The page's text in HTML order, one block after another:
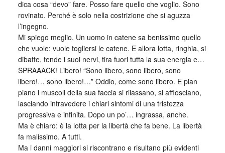
dica cosa “devo” fare. Posso fare quello che voglio. Sono
rovinato. Perché è solo nella costrizione che si aguzza
l’ingegno.
Mi spiego meglio. Un uomo in catene sa benissimo quello
che vuole: vuole togliersi le catene. E allora lotta, ringhia, si
dibatte, tende i suoi nervi, tira fuori tutta la sua energia e…
SPRAAACK! Libero! “Sono libero, sono libero, sono
libero!… sono libero!…” Oddio, come sono libero. E pian
piano i muscoli della sua faccia si rilassano, si afflosciano,
lasciando intravedere i chiari sintomi di una tristezza
progressiva e infinita. Dopo un po’… ingrassa, anche.
Ma è chiaro: è la lotta per la libertà che fa bene. La libertà
fa malissimo. A tutti.
Ma i danni maggiori si riscontrano e risultano più evidenti